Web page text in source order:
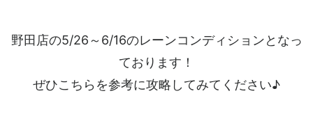
野田店の5/26～6/16のレーンコンディションとなっ
ております！
ぜひこちらを参考に攻略してみてください♪